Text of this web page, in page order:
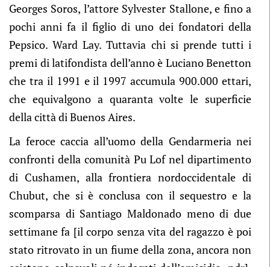
Georges Soros, l’attore Sylvester Stallone, e fino a
pochi anni fa il figlio di uno dei fondatori della
Pepsico. Ward Lay. Tuttavia chi si prende tutti i
premi di latifondista dell’anno è Luciano Benetton
che tra il 1991 e il 1997 accumula 900.000 ettari,
che equivalgono a quaranta volte le superficie
della città di Buenos Aires.
La feroce caccia all’uomo della Gendarmeria nei
confronti della comunità Pu Lof nel dipartimento
di Cushamen, alla frontiera nordoccidentale di
Chubut, che si è conclusa con il sequestro e la
scomparsa di Santiago Maldonado meno di due
settimane fa [il corpo senza vita del ragazzo è poi
stato ritrovato in un fiume della zona, ancora non